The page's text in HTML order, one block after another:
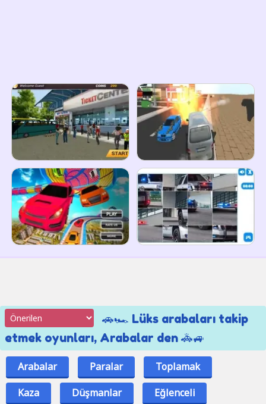
🚗🏎 Lüks arabaları takip
etmek oyunları, Arabalar den 🚓🚙
Arabalar Paralar
Toplamak
Kaza
Düşmanlar
Eğlenceli